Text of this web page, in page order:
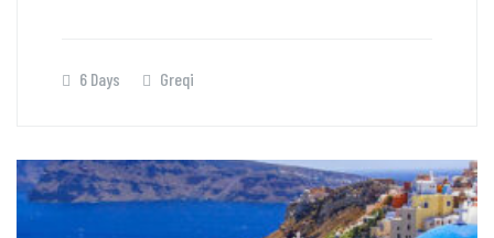
6 Days Greqi